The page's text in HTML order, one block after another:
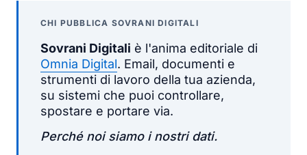
CHI PUBBLICA SOVRANI DIGITALI
Sovrani Digitali è l'anima editoriale di
Omnia Digital. Email, documenti e
strumenti di lavoro della tua azienda,
su sistemi che puoi controllare,
spostare e portare via.
Perché noi siamo i nostri dati.